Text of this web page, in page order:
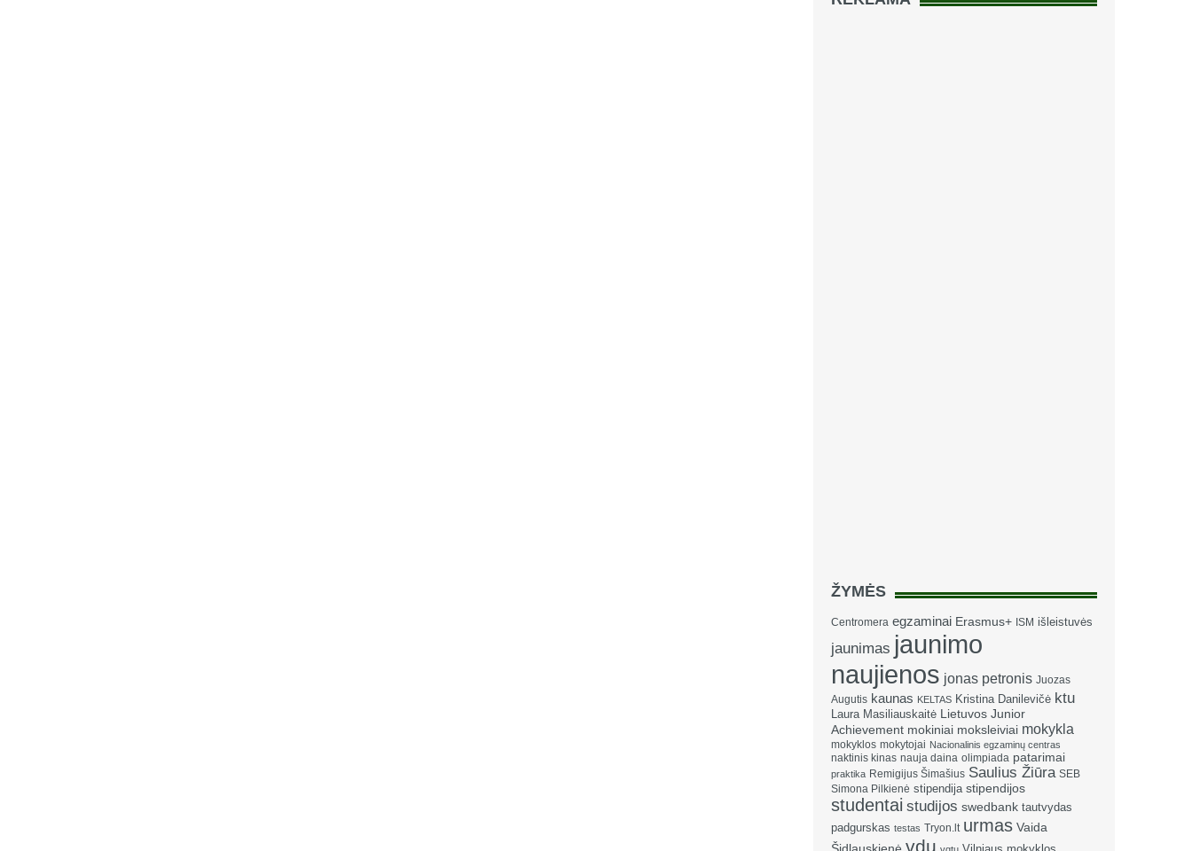
ŽYMĖS
Centromera egzaminai Erasmus+ ISM išleistuvės
jaunimas jaunimo
naujienos jonas petronis Juozas
Augutis kaunas KELTAS Kristina Danilevičė ktu
Laura Masiliauskaitė Lietuvos Junior
Achievement mokiniai moksleiviai mokykla
mokyklos mokytojai Nacionalinis egzaminų centras
naktinis kinas nauja daina olimpiada patarimai
praktika Remigijus Šimašius Saulius Žiūra SEB
Simona Pilkienė stipendija stipendijos
studentai studijos swedbank tautvydas
padgurskas testas Tryon.lt urmas Vaida
vdu